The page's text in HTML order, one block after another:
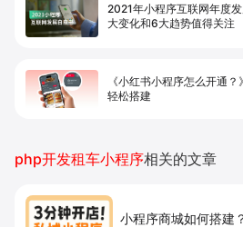
2021年小程序互联网年度
大变化和6大趋势值得关注
《小红书小程序怎么开通
轻松搭建
php开发租车小程序相关的文章
小程序商城如何搭建